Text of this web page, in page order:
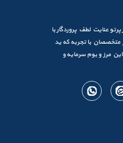
عنایت لطف پروردگار با
متخصصان با تجربه که ید
مرز و بوم سرمایه و